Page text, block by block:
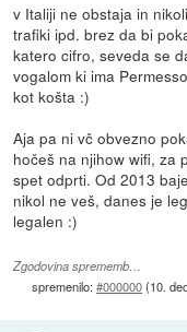
v Italiji ne obstaja in
trafiki ipd. brez da bi
katero cifro, seveda se
vogalom ki ima
kot košta :)
Aja pa ni vč obvezno
hočeš na njihow wifi, za
spet odprti. Od 2013
nikol ne veš, danes je
legalen :)
Zgodovina sprememb…
spremenilo:#000000(10.